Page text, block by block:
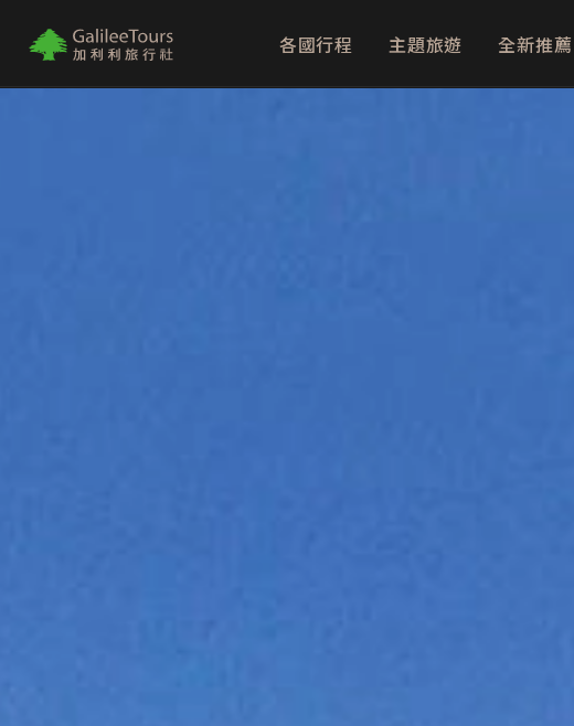
logo 各國行程 主題旅遊 全新推薦